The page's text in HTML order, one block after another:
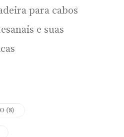
para cabos
e suas
(8)